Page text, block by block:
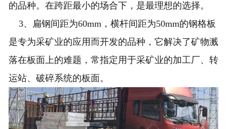
的品种。在跨距最小的场合下，是最理想的选择。
3、扁钢间距为60mm，横杆间距为50mm的钢格板
是专为采矿业的应用而开发的品种，它解决了矿物溅
落在板面上的难题，常指定用于采矿业的加工厂、转
运站、破碎系统的板面。